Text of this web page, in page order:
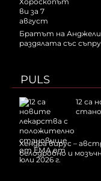
Братът на
раздялата със
PULS
12 са
Хендра вирус –
белодробно и